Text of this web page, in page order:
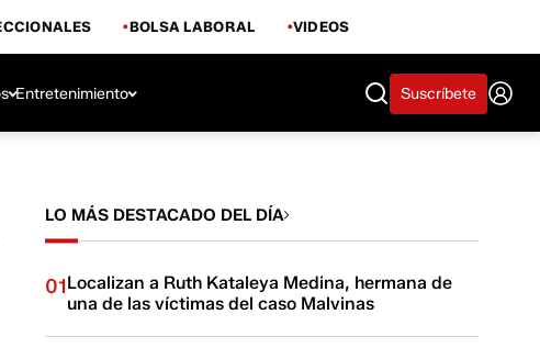
BOLSA LABORAL VIDEOS
Entretenimiento Suscríbete
LO MÁS DESTACADO DEL DÍA
01Localizan a Ruth Kataleya Medina, hermana de
una de las víctimas del caso Malvinas